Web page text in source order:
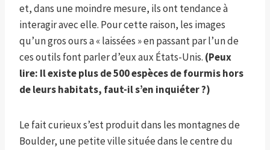
et, dans une moindre mesure, ils ont tendance à
interagir avec elle. Pour cette raison, les images
qu’un gros ours a « laissées » en passant par l’un de
ces outils font parler d’eux aux États-Unis. (Peux
lire: Il existe plus de 500 espèces de fourmis hors
de leurs habitats, faut-il s’en inquiéter ?)
Le fait curieux s’est produit dans les montagnes de
Boulder, une petite ville située dans le centre du